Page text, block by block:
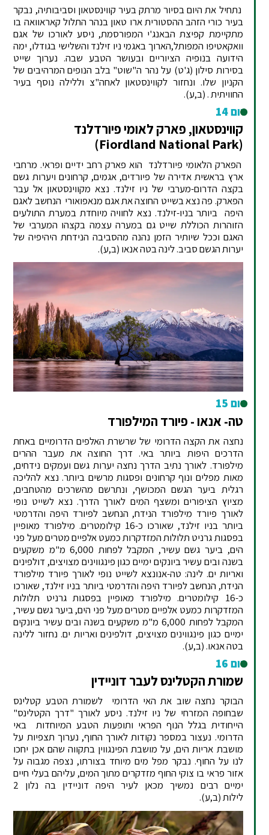
נתחיל את היום בסיור מרתק בעיר קווינסטאון וסביבותיה, נבקר
בעיר כורי הזהב ההסטורית ארו טאון בנהר התלול קאראוואה בו
מתקיימת קפיצת הבאנג'י המפורסמת, ניסע לאורכו של אגם
וואקאטיפו המפותל,הארוך באגמי ניו זילנד והשלישי בגודלו, ימה
הידועה בנופיה הציוריים ובעושר הטבע שבה. נערוך שייט
בסירות סילון (ג'ט) על נהר ה"שוט" בלב הנופים המרהיבים של
הקניון שלו. ונחזור לקווינסטאון לאחה"צ וללילה נוסף בעיר
החוויתית .(ב,ע).
יום 14
קווינסטאון, פארק לאומי פיורדלנד
(Fiordland National Park)
הפארק הלאומי פיורדלנד הוא פארק רחב ידיים ופראי. מרחבי
ארץ בראשית אדירה של פיורדים, אגמים, קרחונים ויערות גשם
בקצה הדרום-מערבי של ניו זילנד. נצא מקווינסטאון אל עבר
הפארק. פה נצא בשייט החוצה את אגם מנאפואורי הנחשב לאגם
היפה ביותר בניו-זילנד. נצא לחוויה מיוחדת במערת התולעים
הזוהרות הכוללת שייט גם במערה עצמה בקצהו המערבי של
האגם וככל שיותיר הזמן נהנה מהסביבה הנידחת היהיפיה של
יערות הגשם סביב. לינה בטה אנאו (ב,ע).
יום 15
טה- אנאו - פיורד המילפורד
נחצה את הקצה הדרומי של שרשרת האלפים הדרומיים באחת
הדרכים היפות ביותר באי. דרך החוצה את מעבר ההרים
מילפורד. לאורך נתיב הדרך נחצה יערות גשם ועמקים נידחים,
מאות מפלים ונוף קרחונים ופסגות מרשים ביותר. נצא להליכה
רגלית ביער הגשם המכושף, ונתרשם מהשרכים מהטחבים,
מציוץ הציפורים ומשצף המים לאורך הדרך. נצא לשייט נופי
לאורך פיורד מילפורד הנידח, הנחשב לפיורד היפה והדרמטי
ביותר בניו זילנד, שאורכו כ-16 קילומטרים. מילפורד מאופיין
בפסגות גרניט תלולות המזדקרות כמעט אלפיים מטרים מעל פני
הים, ביער גשם עשיר, המקבל לפחות 6,000 מ"מ משקעים
בשנה ובים עשיר ביונקים ימיים כגון פינגווינים מצויצים, דולפינים
ואריות ים. לינה: טה-אנונצא לשייט נופי לאורך פיורד מילפורד
הנידח, הנחשב לפיורד היפה והדרמטי ביותר בניו זילנד, שאורכו
כ-16 קילומטרים. מילפורד מאופיין בפסגות גרניט תלולות
המזדקרות כמעט אלפיים מטרים מעל פני הים, ביער גשם עשיר,
המקבל לפחות 6,000 מ"מ משקעים בשנה ובים עשיר ביונקים
ימיים כגון פינגווינים מצויצים, דולפינים ואריות ים. נחזור ללינה
בטה אנאו.(ב,ע).
יום 16
שמורת הקטלינס לעבר דוניידין
הבוקר נחצה שוב את האי הדרומי לשמורת הטבע קטלינס
שבחופה המזרחי של ניו זילנד. ניסע לאורך "דרך הקטלינס"
הייחודית בגלל הנוף הפראי ותופעות הטבע המיוחדות באי
הדרומי. נעצור במספר נקודות לאורך החוף, נערוך תצפיות על
מושבת אריות הים, על מושבת הפינגווין בתקווה שהם אכן יחכו
לנו על החוף. נבקר מפל מים מיוחד בצורתו, נצפה מגבוה על
אזור פראי בו צוקי החוף מזדקרים מתוך המים, עליהם בעלי חיים
ימיים רבים נמשיך מכאן לעיר היפה דוניידין בה נלון 2
לילות(ב,ע).